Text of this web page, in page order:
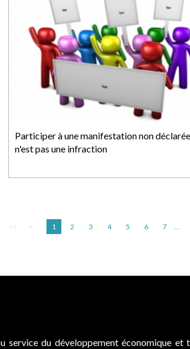
Participer à une manifestation non déclarée
n'est pas une infraction
<< < 1 2 3 4 5 6 7 ...
service du développement économique et